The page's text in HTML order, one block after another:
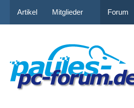
Artikel Mitglieder Forum